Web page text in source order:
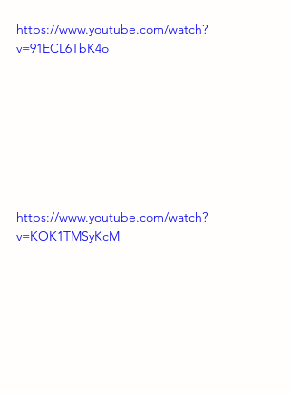
https://www.youtube.com/watch?
v=91ECL6TbK4o
https://www.youtube.com/watch?
v=KOK1TMSyKcM